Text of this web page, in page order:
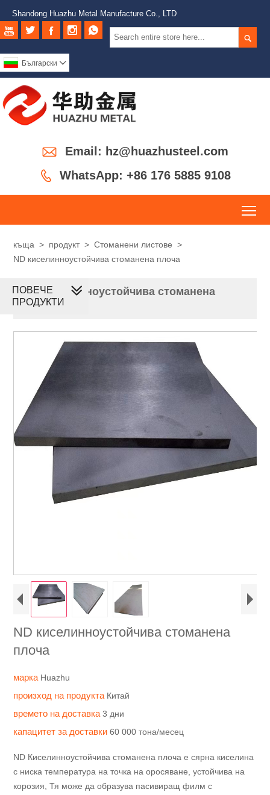
Shandong Huazhu Metal Manufacture Co., LTD

    
Български 
 Email: hz@huazhusteel.com
 WhatsApp: +86 176 5885 9108
къща > продукт > Стоманени листове >
ND киселинноустойчива стоманена плоча
ND киселинноустойчива стоманена
плоча
ND киселинноустойчива стоманена
плоча
марка Huazhu
произход на продукта Китай
времето на доставка3 дни
капацитет за доставки60 000 тона/месец
ND Киселинноустойчива стоманена плоча е сярна киселина
с ниска температура на точка на оросяване, устойчива на
корозия, Тя може да образува пасивиращ филм с
ПОВЕЧЕ
ПРОДУКТИ